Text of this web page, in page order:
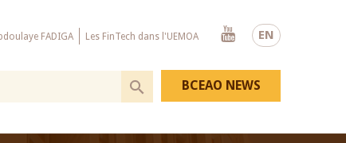
EN
FADIGA Les FinTech dans l'UEMOA
Youtube
BCEAO NEWS